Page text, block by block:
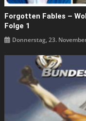
Forgotten Fables –
Folge 1
Donnerstag, 23.